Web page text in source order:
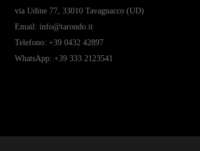
via Udine 77, 33010 Tavagnacco (UD)
Email: info@tarondo.it
Telefono: +39 0432 42897
WhatsApp: +39 333 2123541